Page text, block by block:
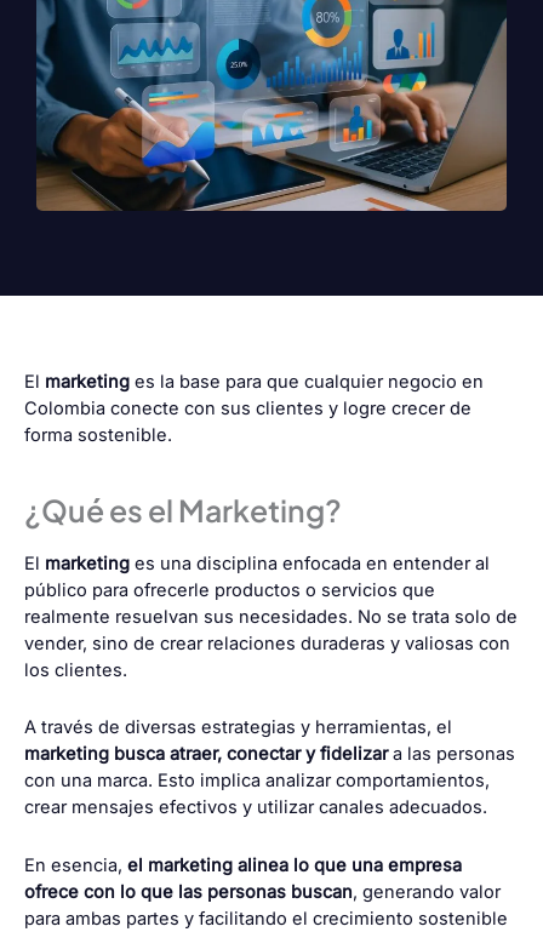
El marketing es la base para que cualquier negocio en
Colombia conecte con sus clientes y logre crecer de
forma sostenible.
¿Qué es el Marketing?
El marketing es una disciplina enfocada en entender al
público para ofrecerle productos o servicios que
realmente resuelvan sus necesidades. No se trata solo de
vender, sino de crear relaciones duraderas y valiosas con
los clientes.
A través de diversas estrategias y herramientas, el
marketing busca atraer, conectar y fidelizara las personas
con una marca. Esto implica analizar comportamientos,
crear mensajes efectivos y utilizar canales adecuados.
En esencia, el marketing alinea lo que una empresa
ofrece con lo que las personas buscan, generando valor
para ambas partes y facilitando el crecimiento sostenible